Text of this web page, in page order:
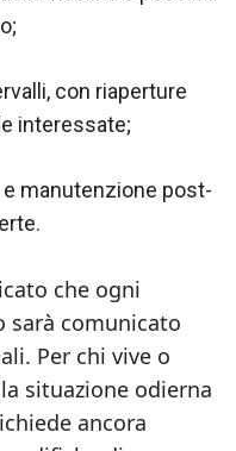
con riaperture
interessate;
manutenzione post-
che ogni
sarà comunicato
Per chi vive o
situazione odierna
ancora